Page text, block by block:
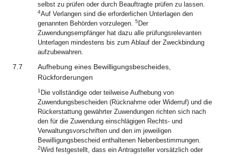
selbst zu prüfen oder durch Beauftragte prüfen zu lassen.
4Auf Verlangen sind die erforderlichen Unterlagen den
genannten Behörden vorzulegen. 5 Der
Zuwendungsempfänger hat dazu alle prüfungsrelevanten
Unterlagen mindestens bis zum Ablauf der Zweckbindung
aufzubewahren.
7.7
Aufhebung eines Bewilligungsbescheides,
Rückforderungen
1 Die vollständige oder teilweise Aufhebung von
Zuwendungsbescheiden (Rücknahme oder Widerruf) und die
Rückerstattung gewährter Zuwendungen richten sich nach
den für die Zuwendung einschlägigen Rechts- und
Verwaltungsvorschriften und den im jeweiligen
Bewilligungsbescheid enthaltenen Nebenbestimmungen.
2Wird festgestellt, dass ein Antragsteller vorsätzlich oder